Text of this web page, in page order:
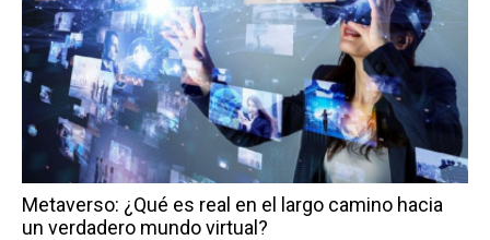
Metaverso: ¿Qué es real en el largo camino hacia
un verdadero mundo virtual?